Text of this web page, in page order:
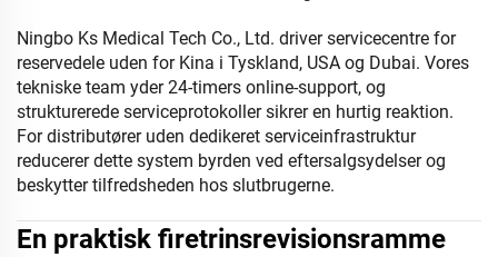
Ningbo Ks Medical Tech Co., Ltd. driver servicecentre for
reservedele uden for Kina i Tyskland, USA og Dubai. Vores
tekniske team yder 24-timers online-support, og
strukturerede serviceprotokoller sikrer en hurtig reaktion.
For distributører uden dedikeret serviceinfrastruktur
reducerer dette system byrden ved eftersalgsydelser og
beskytter tilfredsheden hos slutbrugerne.
En praktisk firetrinsrevisionsramme